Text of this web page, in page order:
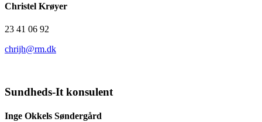
Christel Krøyer
23 41 06 92
chrijh@rm.dk
Sundheds-It konsulent
Inge Okkels Søndergård